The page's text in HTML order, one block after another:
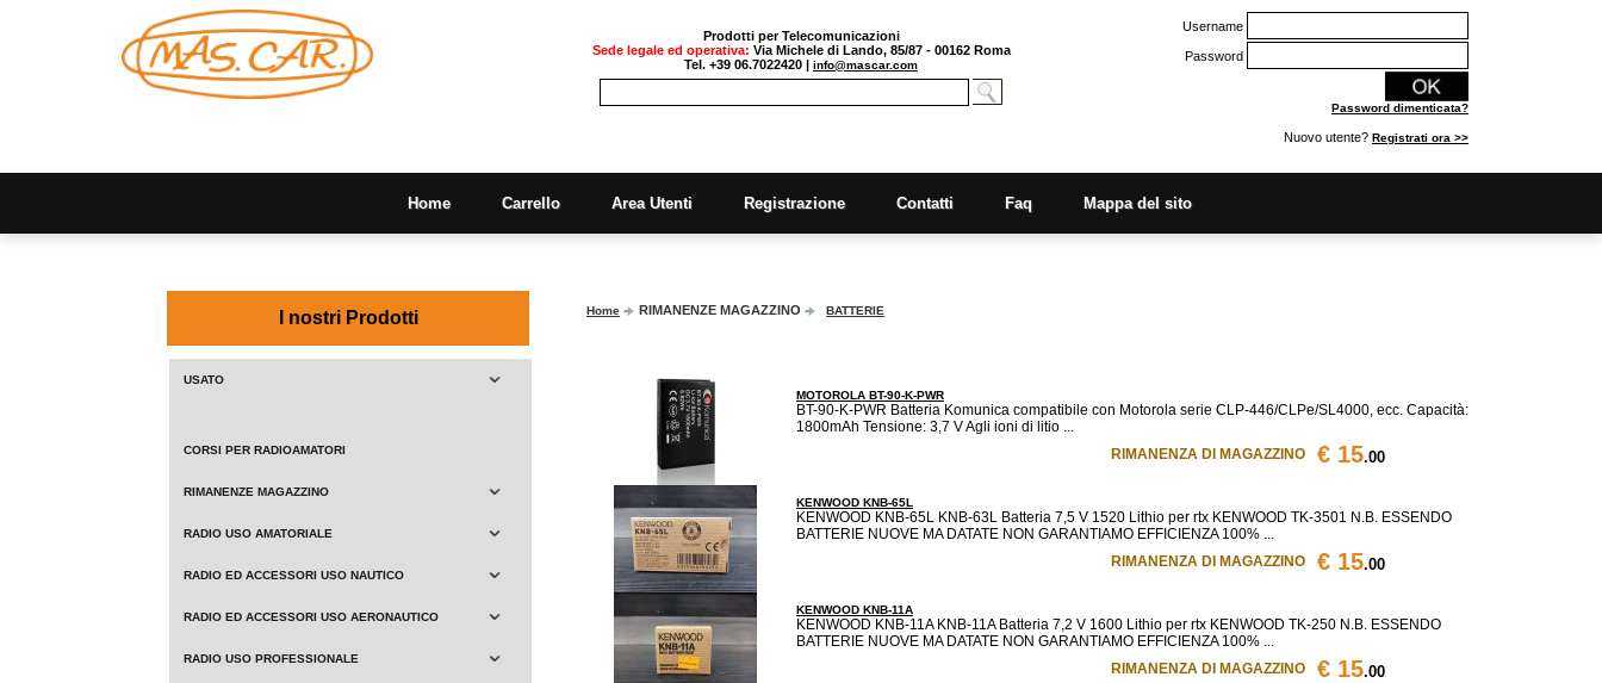
Prodotti per Telecomunicazioni
Sede legale ed operativa: Via Michele di Lando, 85/87 - 00162 Roma
Tel. +39 06.7022420 | info@mascar.com
Username
Password
Password dimenticata?
Nuovo utente? Registrati ora >>
Home Carrello Area Utenti Registrazione Contatti Faq Mappa del sito
I nostri Prodotti
USATO
CORSI PER RADIOAMATORI
RIMANENZE MAGAZZINO
RADIO USO AMATORIALE
RADIO ED ACCESSORI USO NAUTICO
RADIO ED ACCESSORI USO AERONAUTICO
RADIO USO PROFESSIONALE
Home RIMANENZE MAGAZZINO BATTERIE
MOTOROLA BT-90-K-PWR
BT-90-K-PWR Batteria Komunica compatibile con Motorola serie CLP-446/CLPe/SL4000, ecc. Capacità:
1800mAh Tensione: 3,7 V Agli ioni di litio ...
RIMANENZA DI MAGAZZINO
€ 15.00
KENWOOD KNB-65L
KENWOOD KNB-65L KNB-63L Batteria 7,5 V 1520 Lithio per rtx KENWOOD TK-3501 N.B. ESSENDO
BATTERIE NUOVE MA DATATE NON GARANTIAMO EFFICIENZA 100% ...
RIMANENZA DI MAGAZZINO
€ 15.00
KENWOOD KNB-11A
KENWOOD KNB-11A KNB-11A Batteria 7,2 V 1600 Lithio per rtx KENWOOD TK-250 N.B. ESSENDO
BATTERIE NUOVE MA DATATE NON GARANTIAMO EFFICIENZA 100% ...
RIMANENZA DI MAGAZZINO
€ 15.00